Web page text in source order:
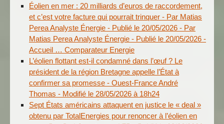
Éolien en mer : 20 milliards d’euros de raccordement,
et c’est votre facture qui pourrait trinquer - Par Matias
Perea Analyste Énergie - Publié le 20/05/2026 - Par
Matias Perea Analyste Énergie - Publié le 20/05/2026 -
Accueil … Comparateur Energie
L’éolien flottant est-il condamné dans l’œuf ? Le
président de la région Bretagne appelle l’État à
confirmer sa promesse - Ouest-France André
Thomas - Modifié le 28/05/2026 à 18h24
Sept États américains attaquent en justice le « deal »
obtenu par TotalEnergies pour renoncer à l’éolien en